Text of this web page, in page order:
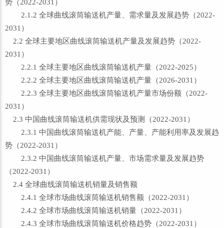
势（2022-2031）
2.1.2 全球曲线滚筒输送机产量、需求量及发展趋势（2022-
2031）
2.2 全球主要地区曲线滚筒输送机产量及发展趋势（2022-
2031）
2.2.1 全球主要地区曲线滚筒输送机产量（2022-2025）
2.2.2 全球主要地区曲线滚筒输送机产量（2026-2031）
2.2.3 全球主要地区曲线滚筒输送机产量市场份额（2022-
2031）
2.3 中国曲线滚筒输送机供需现状及预测（2022-2031）
2.3.1 中国曲线滚筒输送机产能、产量、产能利用率及发展趋
势（2022-2031）
2.3.2 中国曲线滚筒输送机产量、市场需求量及发展趋势
（2022-2031）
2.4 全球曲线滚筒输送机销量及销售额
2.4.1 全球市场曲线滚筒输送机销售额（2022-2031）
2.4.2 全球市场曲线滚筒输送机销量（2022-2031）
2.4.3 全球市场曲线滚筒输送机价格趋势（2022-2031）